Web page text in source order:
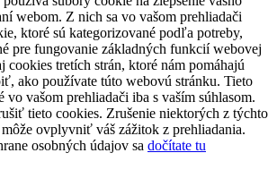
webom. Z nich sa vo vašom prehliadači
ktoré sú kategorizované podľa potreby,
pre fungovanie základných funkcií webovej
cookies tretích strán, ktoré nám pomáhajú
ako používate túto webovú stránku. Tieto
vo vašom prehliadači iba s vaším súhlasom.
tieto cookies. Zrušenie niektorých z týchto
ovplyvniť váš zážitok z prehliadania.
osobných údajov sa dočítate tu